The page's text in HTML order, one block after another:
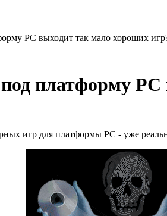
PC выходит так мало хороших
платформу
игр для платформы PC - уже